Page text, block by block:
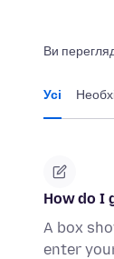
Ви
Усі
How do I
A box
enter